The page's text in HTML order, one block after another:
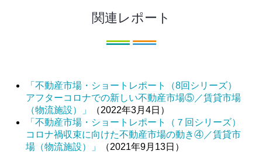
関連レポート
「不動産市場・ショートレポート（8回シリーズ）
アフターコロナでの新しい不動産市場⑤／賃貸市場
（物流施設）」
（2022年3月4日）
「不動産市場・ショートレポート（７回シリーズ）
コロナ禍収束に向けた不動産市場の動き④／賃貸市
場（物流施設）」
（2021年9月13日）